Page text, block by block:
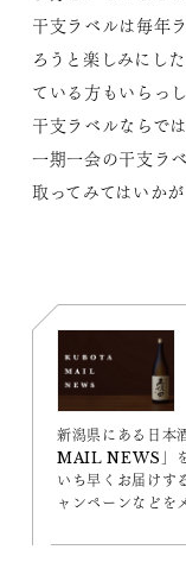
干支ラベルは毎年
ろうと楽しみにし
ている方もいらっ
干支ラベルならでは
一期一会の干支ラ
取ってみてはいか
新潟県にある日
MAIL NEWS」を
いち早くお届けす
ャンペーンなどを